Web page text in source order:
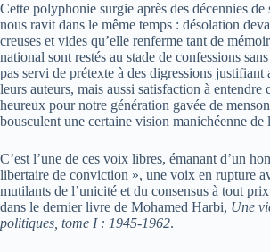
Cette polyphonie surgie après des décennies de
nous ravit dans le même temps : désolation
creuses et vides qu’elle renferme tant de
national sont restés au stade de confessions
pas servi de prétexte à des digressions justifiant
leurs auteurs, mais aussi satisfaction à entendre
heureux pour notre génération gavée de
bousculent une certaine vision manichéenne de
C’est l’une de ces voix libres, émanant d’un
libertaire de conviction », une voix en rupture
mutilants de l’unicité et du consensus à tout
dans le dernier livre de Mohamed Harbi, Une
politiques, tome I : 1945-1962.